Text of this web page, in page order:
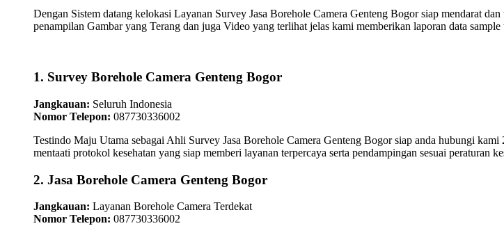
Dengan Sistem datang kelokasi Layanan Survey Jasa Borehole Camera Genteng Bogor siap mendarat
penampilan Gambar yang Terang dan juga Video yang terlihat jelas kami memberikan laporan data
1. Survey Borehole Camera Genteng Bogor
Jangkauan: Seluruh Indonesia
Nomor Telepon: 087730336002
Testindo Maju Utama sebagai Ahli Survey Jasa Borehole Camera Genteng Bogor siap anda hubungi
mentaati protokol kesehatan yang siap memberi layanan terpercaya serta pendampingan sesuai peraturan
2. Jasa Borehole Camera Genteng Bogor
Jangkauan: Layanan Borehole Camera Terdekat
Nomor Telepon: 087730336002